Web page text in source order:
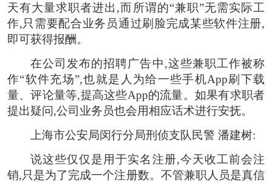
天有大量求职者进出,而所谓的“兼职”无需实际工
作,只需要配合业务员通过刷脸完成某些软件注册,
即可获得报酬。
在公司发布的招聘广告中,这些兼职工作被称
作“软件充场”,也就是人为给一些手机App刷下载
量、评论量等,提高这些App的流量。如果有求职者
提出疑问,公司业务员也会用相应话术进行安抚。
上海市公安局闵行分局刑侦支队民警 潘建树:
说这些仅仅是用于实名注册,今天收工前会注
销,只是为了完成一个注册数。不管兼职人员是真信